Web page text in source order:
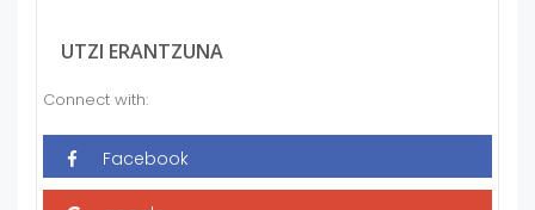
UTZI ERANTZUNA
Connect with: